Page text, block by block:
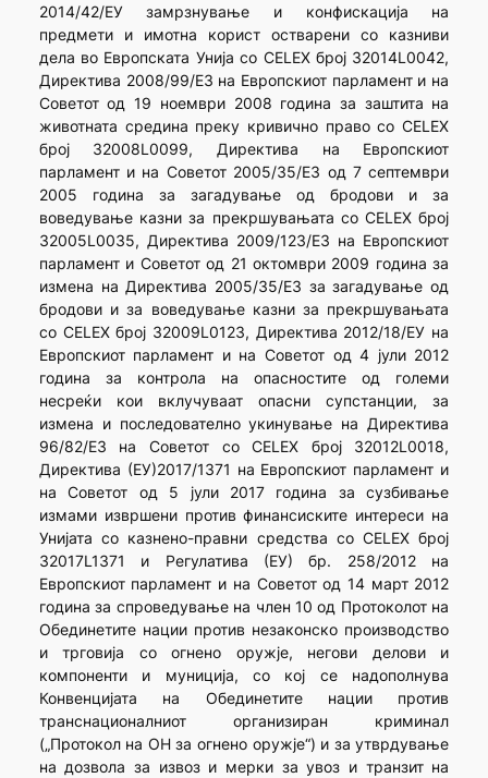
2014/42/ЕУ замрзнување и конфискација на
предмети и имотна корист остварени со казниви
дела во Европската Унија со CELEX број 32014L0042,
Директива 2008/99/ЕЗ на Европскиот парламент и на
Советот од 19 ноември 2008 година за заштита на
животната средина преку кривично право со CELEX
број 32008L0099, Директива на Европскиот
парламент и на Советот 2005/35/ЕЗ од 7 септември
2005 година за загадување од бродови и за
воведување казни за прекршувањата со CELEX број
32005L0035, Директива 2009/123/ЕЗ на Европскиот
парламент и Советот од 21 октомври 2009 година за
измена на Директива 2005/35/EЗ за загадување од
бродови и за воведување казни за прекршувањата
со CELEX број 32009L0123, Директива 2012/18/ЕУ на
Европскиот парламент и на Советот од 4 јули 2012
година за контрола на опасностите од големи
несреќи кои вклучуваат опасни супстанции, за
измена и последователно укинување на Директива
96/82/ЕЗ на Советот со CELEX број 32012L0018,
Директива (ЕУ)2017/1371 на Европскиот парламент и
на Советот од 5 јули 2017 година за сузбивање
измами извршени против финансиските интереси на
Унијата со казнено-правни средства со CELEX број
32017L1371 и Регулатива (ЕУ) бр. 258/2012 на
Европскиот парламент и на Советот од 14 март 2012
година за спроведување на член 10 од Протоколот на
Обединетите нации против незаконско производство
и трговија со огнено оружје, негови делови и
компоненти и муниција, со кој се надополнува
Конвенцијата на Обединетите нации против
транснационалниот организиран криминал
(„Протокол на ОН за огнено оружје“) и за утврдување
на дозвола за извоз и мерки за увоз и транзит на